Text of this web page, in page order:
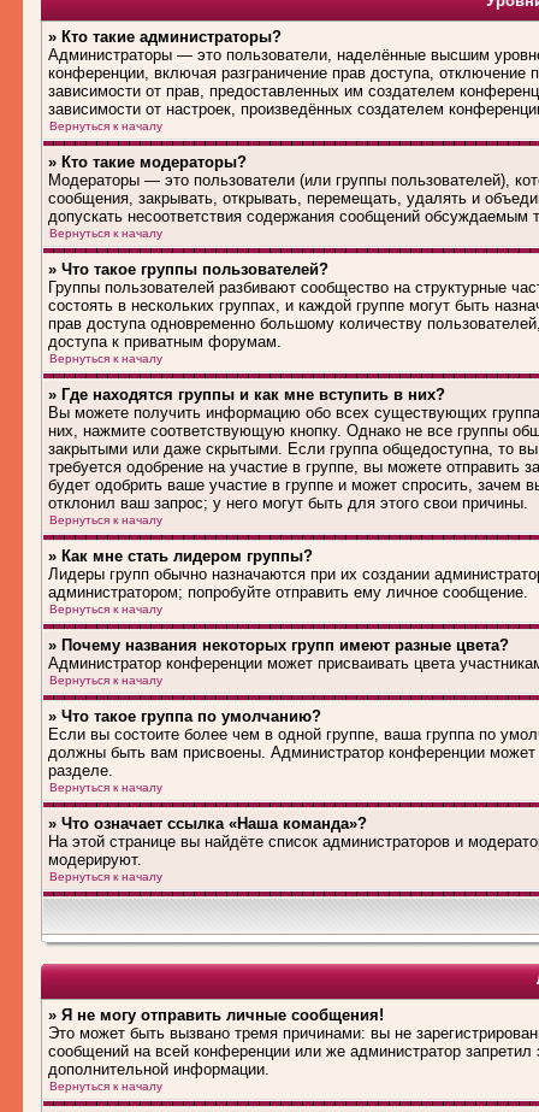
» Кто такие администраторы?
Администраторы — это пользователи, наделённые высшим
конференции, включая разграничение прав доступа, отключение
зависимости от прав, предоставленных им создателем
зависимости от настроек, произведённых создателем
Вернуться к началу
» Кто такие модераторы?
Модераторы — это пользователи (или группы пользователей),
сообщения, закрывать, открывать, перемещать, удалять и
допускать несоответствия содержания сообщений
Вернуться к началу
» Что такое группы пользователей?
Группы пользователей разбивают сообщество на структурные
состоять в нескольких группах, и каждой группе могут быть
прав доступа одновременно большому количеству
доступа к приватным форумам.
Вернуться к началу
» Где находятся группы и как мне вступить в них?
Вы можете получить информацию обо всех существующих
них, нажмите соответствующую кнопку. Однако не все группы
закрытыми или даже скрытыми. Если группа общедоступна, то
требуется одобрение на участие в группе, вы можете
будет одобрить ваше участие в группе и может спросить, зачем
отклонил ваш запрос; у него могут быть для этого свои причины.
Вернуться к началу
» Как мне стать лидером группы?
Лидеры групп обычно назначаются при их создании
администратором; попробуйте отправить ему личное сообщение.
Вернуться к началу
» Почему названия некоторых групп имеют разные цвета?
Администратор конференции может присваивать цвета
Вернуться к началу
» Что такое группа по умолчанию?
Если вы состоите более чем в одной группе, ваша группа по
должны быть вам присвоены. Администратор конференции
разделе.
Вернуться к началу
» Что означает ссылка «Наша команда»?
На этой странице вы найдёте список администраторов и
модерируют.
Вернуться к началу
» Я не могу отправить личные сообщения!
Это может быть вызвано тремя причинами: вы не
сообщений на всей конференции или же администратор
дополнительной информации.
Вернуться к началу